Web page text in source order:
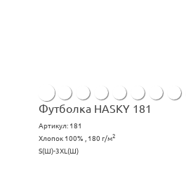
Футболка HASKY 181
Артикул: 181
Хлопок 100% , 180 г/м2
S(Ш)-3ХL(Ш)